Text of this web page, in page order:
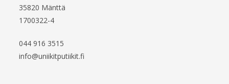
35820 Mänttä
1700322-4
044 916 3515
info@uniikitputiikit.fi